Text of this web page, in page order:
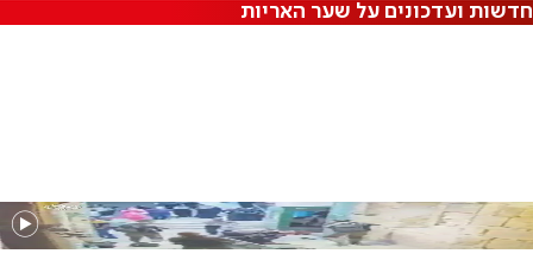
חדשות ועדכונים על שער האריות